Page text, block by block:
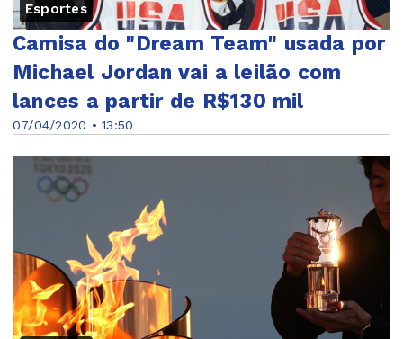
Esportes
07/04/2020 • 13:50
Camisa do "Dream Team" usada por
Michael Jordan vai a leilão com
lances a partir de R$130 mil